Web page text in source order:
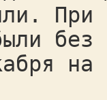
При
на